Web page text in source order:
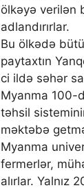
ölkəyə verilən
adlandırırlar.
Bu ölkədə
paytaxtın
ci ildə səhər
Myanma 100-
təhsil
məktəbə
Myanma
fermerlər,
alırlar. Yalnız